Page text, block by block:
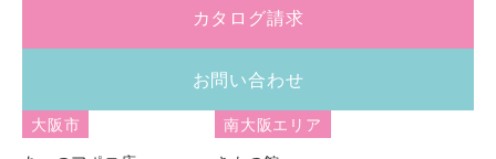
カタログ請求
お問い合わせ
大阪市
南大阪エリア